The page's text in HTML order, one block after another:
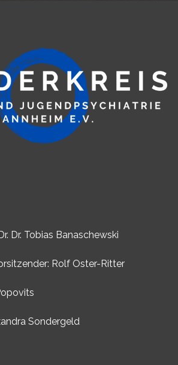
Dr. Tobias Banaschewski
Rolf Oster-Ritter
Sondergeld